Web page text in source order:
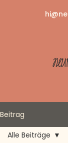
Beitrag
Alle Beiträge